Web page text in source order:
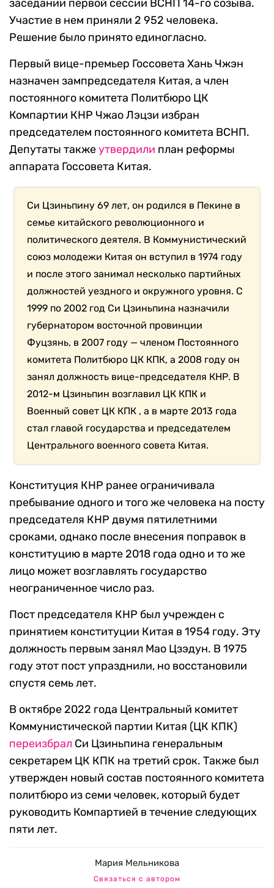
заседании первой сессии ВСНП 14-го созыва.
Участие в нем приняли 2 952 человека.
Решение было принято единогласно.
Первый вице-премьер Госсовета Хань Чжэн
назначен зампредседателя Китая, а член
постоянного комитета Политбюро ЦК
Компартии КНР Чжао Лэцзи избран
председателем постоянного комитета ВСНП.
Депутаты такжеутвердили план реформы
аппарата Госсовета Китая.
Си Цзиньпину 69 лет, он родился в Пекине в
семье китайского революционного и
политического деятеля. В Коммунистический
союз молодежи Китая он вступил в 1974 году
и после этого занимал несколько партийных
должностей уездного и окружного уровня. С
1999 по 2002 год Си Цзиньпина назначили
губернатором восточной провинции
Фуцзянь, в 2007 году — членом Постоянного
комитета Политбюро ЦК КПК, а 2008 году он
занял должность вице-председателя КНР. В
2012-м Цзиньпин возглавил ЦК КПК и
Военный совет ЦК КПК , а в марте 2013 года
стал главой государства и председателем
Центрального военного совета Китая.
Конституция КНР ранее ограничивала
пребывание одного и того же человека на посту
председателя КНР двумя пятилетними
сроками, однако после внесения поправок в
конституцию в марте 2018 года одно и то же
лицо может возглавлять государство
неограниченное число раз.
Пост председателя КНР был учрежден с
принятием конституции Китая в 1954 году. Эту
должность первым занял Мао Цзэдун. В 1975
году этот пост упразднили, но восстановили
спустя семь лет.
В октябре 2022 года Центральный комитет
Коммунистической партии Китая (ЦК КПК)
переизбрал Си Цзиньпина генеральным
секретарем ЦК КПК на третий срок. Также был
утвержден новый состав постоянного комитета
политбюро из семи человек, который будет
руководить Компартией в течение следующих
пяти лет.
Мария Мельникова
Связаться с автором